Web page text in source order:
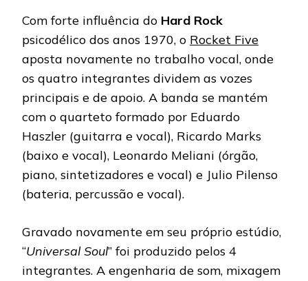
Com forte influência do Hard Rock
psicodélico dos anos 1970, o Rocket Five
aposta novamente no trabalho vocal, onde
os quatro integrantes dividem as vozes
principais e de apoio. A banda se mantém
com o quarteto formado por Eduardo
Haszler (guitarra e vocal), Ricardo Marks
(baixo e vocal), Leonardo Meliani (órgão,
piano, sintetizadores e vocal) e Julio Pilenso
(bateria, percussão e vocal).
Gravado novamente em seu próprio estúdio,
“Universal Soul” foi produzido pelos 4
integrantes. A engenharia de som, mixagem